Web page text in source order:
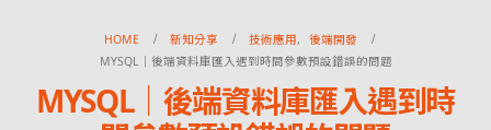
HOME 新知分享 技術應用,
後端開發
MYSQL｜後端資料庫匯入遇到時間參數預設錯誤的問題
MYSQL｜後端資料庫匯入遇到時